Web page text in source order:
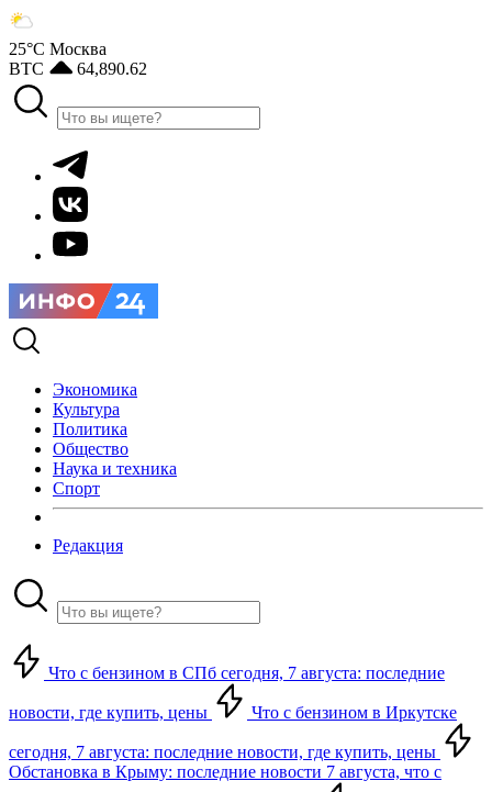
25°С Москва
BTC
64,890.62
Экономика
Культура
Политика
Общество
Наука и техника
Спорт
Редакция
Что с бензином в СПб сегодня, 7 августа: последние
новости, где купить, цены Что с бензином в Иркутске
сегодня, 7 августа: последние новости, где купить, цены
Обстановка в Крыму: последние новости 7 августа, что с